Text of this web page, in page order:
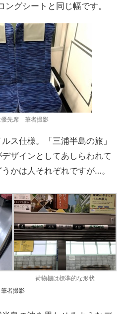
グシートと同じ幅です。
優先席 筆者撮影
ス仕様。「三浦半島の旅」
ザインとしてあしらわれて
かは人それぞれですが…。
荷物棚は標準的な形状
筆者撮影